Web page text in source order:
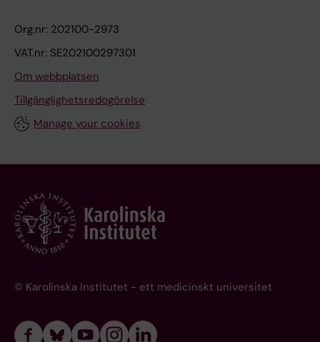
Org.nr: 202100-2973
VAT.nr: SE202100297301
Om webbplatsen
Tillgänglighetsredogörelse
Manage your cookies
© Karolinska Institutet - ett medicinskt universitet